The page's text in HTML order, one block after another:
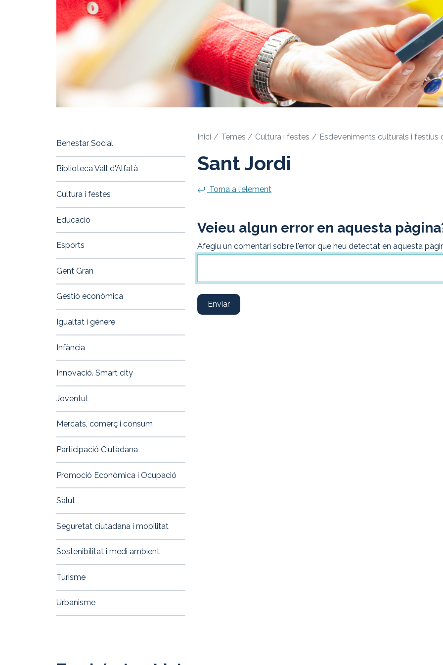
Inici Temes Cultura i festes Esdeveniments culturals i
Sant Jordi
Torna a l'element
Veieu algun error en aquesta
Afegiu un comentari sobre l'error que heu detectat en aquesta
Enviar
Benestar Social
Biblioteca Vall d'Alfatà
Cultura i festes
Educació
Esports
Gent Gran
Gestió econòmica
Igualtat i gènere
Infància
Innovació. Smart city
Joventut
Mercats, comerç i consum
Participació Ciutadana
Promoció Econòmica i Ocupació
Salut
Seguretat ciutadana i mobilitat
Sostenibilitat i medi ambient
Turisme
Urbanisme